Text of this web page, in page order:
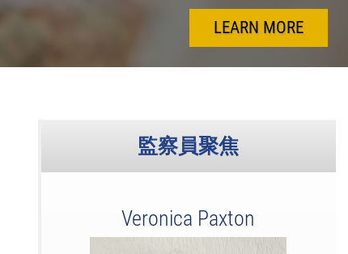
LEARN MORE
監察員聚焦
Veronica Paxton